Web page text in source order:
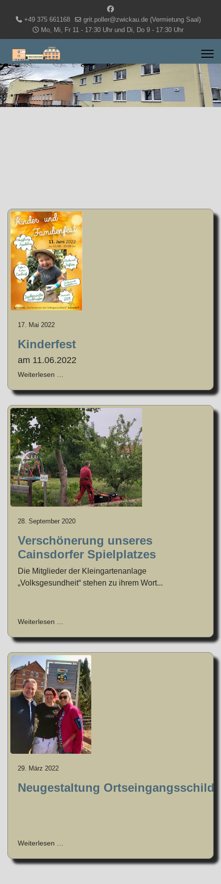
+49 375 661168
grit.poller@zwickau.de (Vermietung Saal)
Mo, Mi, Fr 11 - 17:30 Uhr und Di, Do 9 - 17:30 Uhr
17. Mai 2022
Kinderfest
am 11.06.2022
Weiterlesen …
28. September 2020
Verschönerung unseres
Cainsdorfer Spielplatzes
Die Mitglieder der Kleingartenanlage
„Volksgesundheit“ stehen zu ihrem Wort...
Weiterlesen …
29. März 2022
Neugestaltung Ortseingangsschild
Weiterlesen …